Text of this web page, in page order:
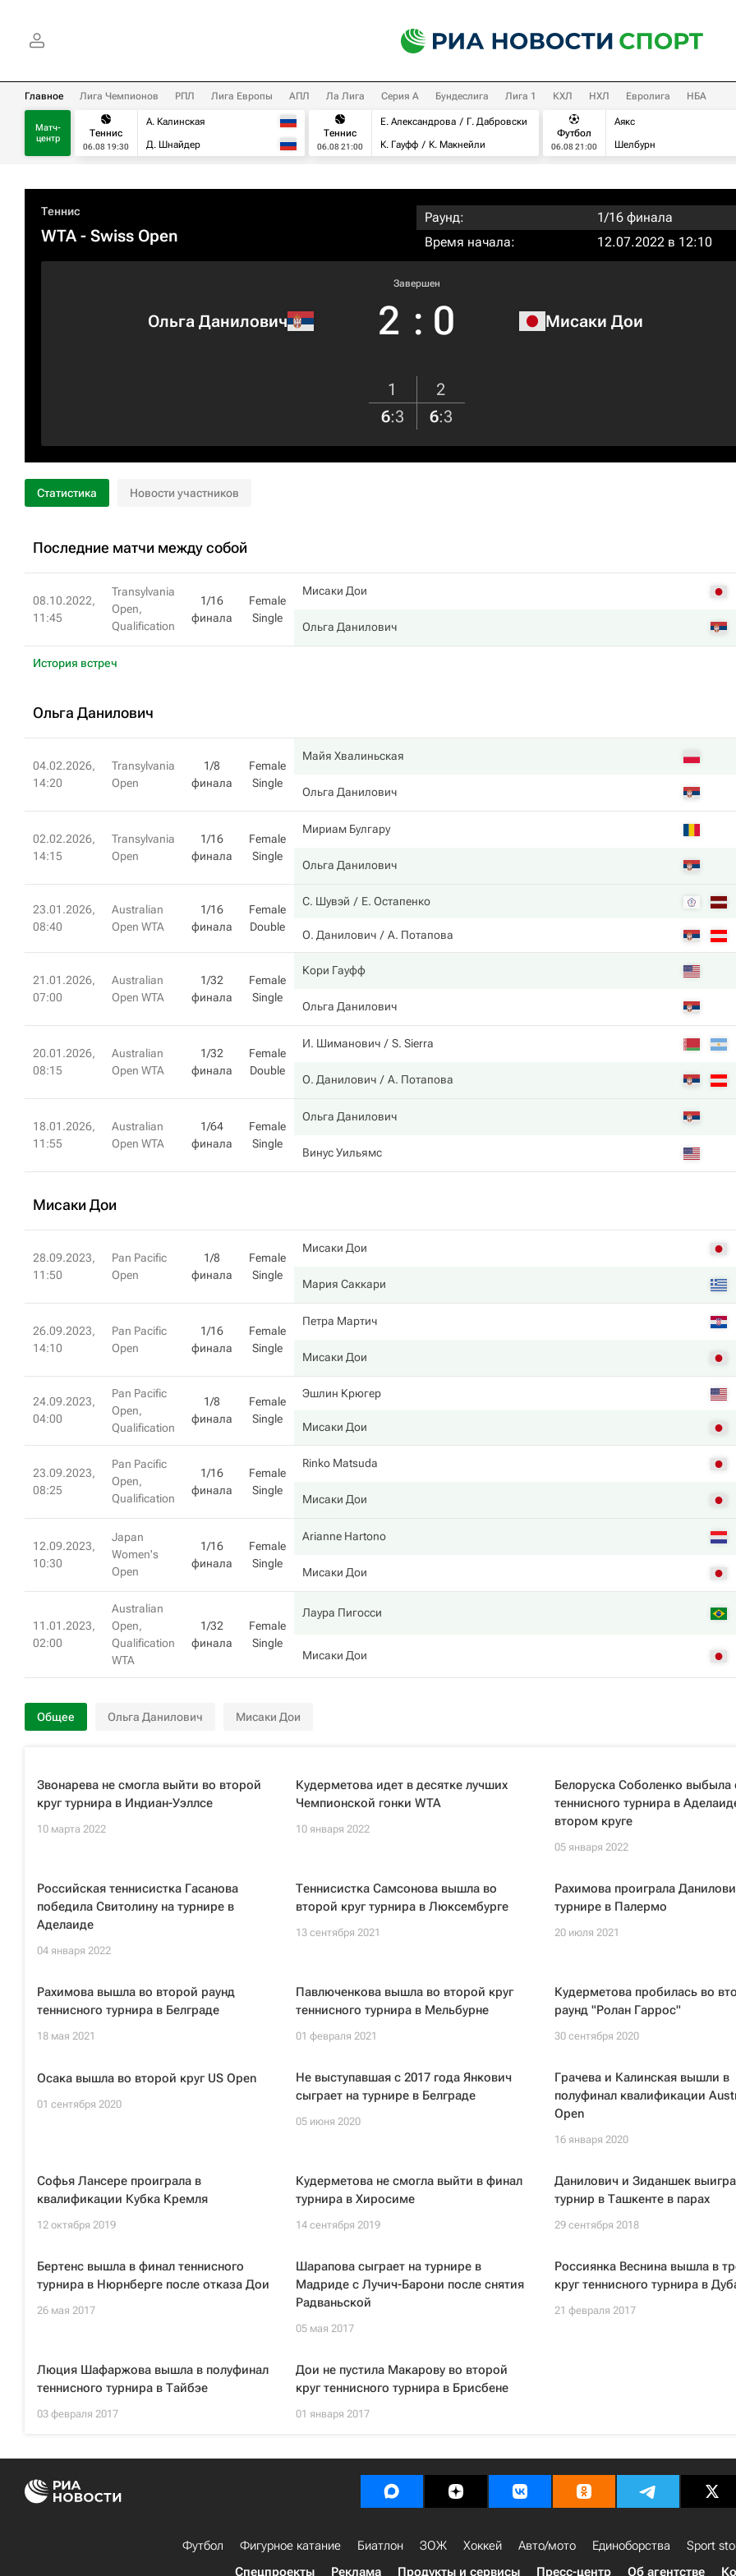
Главное Лига Чемпионов РПЛ Лига Европы АПЛ Ла Лига Серия А Бундеслига Лига 1 КХЛ НХЛ Евролига НБА
Матч-
центр
Теннис
06.08 19:30
А. Калинская
Д. Шнайдер
Теннис
06.08 21:00
Е. Александрова
Г. Дабровски
К. Гауфф
К. Макнейли
Футбол
06.08 21:00
Аякс
Шелбурн
Теннис
WTA- Swiss Open
Раунд:
1/16 финала
Время начала:
12.07.2022 в 12:10
Ольга Данилович
Завершен
2 : 0 Мисаки Дои
1
2
6:3 6:3
Статистика Новости участников
Последние матчи между собой
08.10.2022,
11:45
Transylvania
Open,
Qualification
1/16
финала
Female
Single
Мисаки Дои
Ольга Данилович
История встреч
Ольга Данилович
04.02.2026,
14:20
Transylvania
Open
1/8
финала
Female
Single
Майя Хвалиньская
Ольга Данилович
02.02.2026,
14:15
Transylvania
Open
1/16
финала
Female
Single
Мириам Булгару
Ольга Данилович
23.01.2026,
08:40
Australian
Open WTA
1/16
финала
Female
Double
С. Шувэй Е. Остапенко
О. Данилович А. Потапова
21.01.2026,
07:00
Australian
Open WTA
1/32
финала
Female
Single
Кори Гауфф
Ольга Данилович
20.01.2026,
08:15
Australian
Open WTA
1/32
финала
Female
Double
И. Шиманович S. Sierra
О. Данилович А. Потапова
18.01.2026,
11:55
Australian
Open WTA
1/64
финала
Female
Single
Ольга Данилович
Винус Уильямс
Мисаки Дои
28.09.2023,
11:50
Pan Pacific
Open
1/8
финала
Female
Single
Мисаки Дои
Мария Саккари
26.09.2023,
14:10
Pan Pacific
Open
1/16
финала
Female
Single
Петра Мартич
Мисаки Дои
24.09.2023,
04:00
Pan Pacific
Open,
Qualification
1/8
финала
Female
Single
Эшлин Крюгер
Мисаки Дои
23.09.2023,
08:25
Pan Pacific
Open,
Qualification
1/16
финала
Female
Single
Rinko Matsuda
Мисаки Дои
12.09.2023,
10:30
Japan
Women's
Open
1/16
финала
Female
Single
Arianne Hartono
Мисаки Дои
11.01.2023,
02:00
Australian
Open,
Qualification
WTA
1/32
финала
Female
Single
Лаура Пигосси
Мисаки Дои
Общее Ольга Данилович Мисаки Дои
Звонарева не смогла выйти во второй
круг турнира в Индиан-Уэллсе
10 марта 2022
Кудерметова идет в десятке лучших
Чемпионской гонки WTA
10 января 2022
Белоруска Соболенко выбыла
теннисного турнира в
втором круге
05 января 2022
Российская теннисистка Гасанова
победила Свитолину на турнире в
Аделаиде
04 января 2022
Теннисистка Самсонова вышла во
второй круг турнира в Люксембурге
13 сентября 2021
Рахимова проиграла
турнире в Палермо
20 июля 2021
Рахимова вышла во второй раунд
теннисного турнира в Белграде
18 мая 2021
Павлюченкова вышла во второй круг
теннисного турнира в Мельбурне
01 февраля 2021
Кудерметова пробилась во
раунд "Ролан Гаррос"
30 сентября 2020
Осака вышла во второй круг US Open
01 сентября 2020
Не выступавшая с 2017 года Янкович
сыграет на турнире в Белграде
05 июня 2020
Грачева и Калинская вышли в
полуфинал квалификации
Open
16 января 2020
Софья Лансере проиграла в
квалификации Кубка Кремля
12 октября 2019
Кудерметова не смогла выйти в финал
турнира в Хиросиме
14 сентября 2019
Данилович и Зиданшек
турнир в Ташкенте в парах
29 сентября 2018
Бертенс вышла в финал теннисного
турнира в Нюрнберге после отказа Дои
26 мая 2017
Шарапова сыграет на турнире в
Мадриде с Лучич-Барони после снятия
Радваньской
05 мая 2017
Россиянка Веснина вышла в
круг теннисного турнира в
21 февраля 2017
Люция Шафаржова вышла в полуфинал
теннисного турнира в Тайбэе
03 февраля 2017
Дои не пустила Макарову во второй
круг теннисного турнира в Брисбене
01 января 2017
Футбол Фигурное катание Биатлон ЗОЖ Хоккей Авто/мото Единоборства Sport
Спецпроекты
Реклама Продукты и сервисы Пресс-центр Об агентстве